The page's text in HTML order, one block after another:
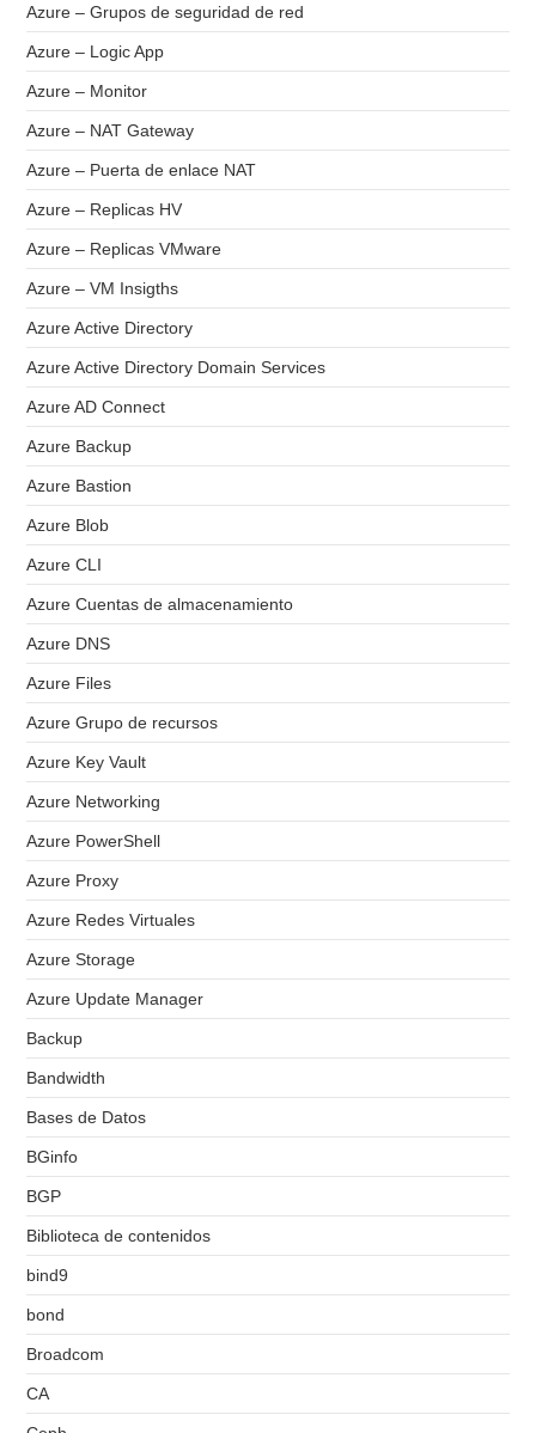
Azure – Grupos de seguridad de red
Azure – Logic App
Azure – Monitor
Azure – NAT Gateway
Azure – Puerta de enlace NAT
Azure – Replicas HV
Azure – Replicas VMware
Azure – VM Insigths
Azure Active Directory
Azure Active Directory Domain Services
Azure AD Connect
Azure Backup
Azure Bastion
Azure Blob
Azure CLI
Azure Cuentas de almacenamiento
Azure DNS
Azure Files
Azure Grupo de recursos
Azure Key Vault
Azure Networking
Azure PowerShell
Azure Proxy
Azure Redes Virtuales
Azure Storage
Azure Update Manager
Backup
Bandwidth
Bases de Datos
BGinfo
BGP
Biblioteca de contenidos
bind9
bond
Broadcom
CA